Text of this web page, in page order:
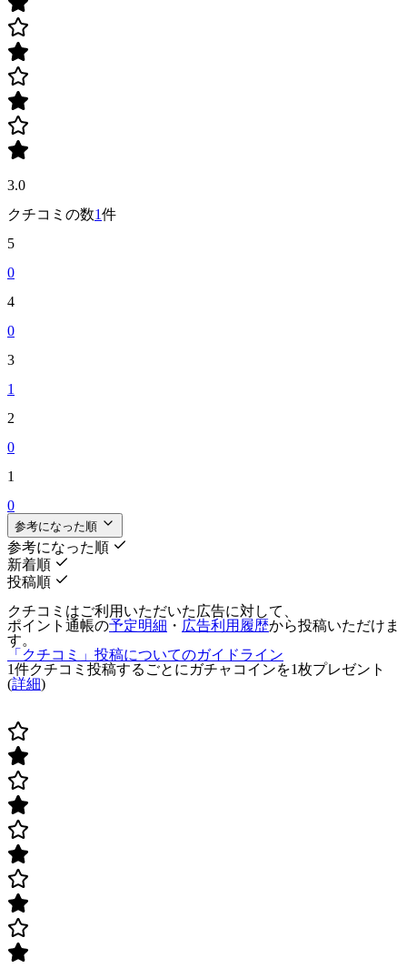
3.0
クチコミの数1件
5
0
4
0
3
1
2
0
1
0
参考になった順
参考になった順
新着順
投稿順
クチコミはご利用いただいた広告に対して、
ポイント通帳の予定明細 ・ 広告利用履歴から投稿いただけま
す。
「クチコミ」投稿についてのガイドライン
1件クチコミ投稿するごとに ガチャコインを1枚プレゼント
(詳細)